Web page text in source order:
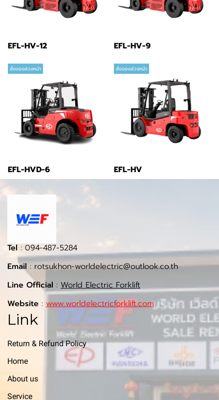
EFL-HV-12 EFL-HV-9
สั่งจองล่วงหน้า
EFL-HVD-6
สั่งจองล่วงหน้า
EFL-HV
Tel : 094-487-5284
Email : rotsukhon-worldelectric@outlook.co.th
Line Official : World Electric Forklift
Website : www.worldelectricforklift.com
Link
Return & Refund Policy
Home
About us
Service